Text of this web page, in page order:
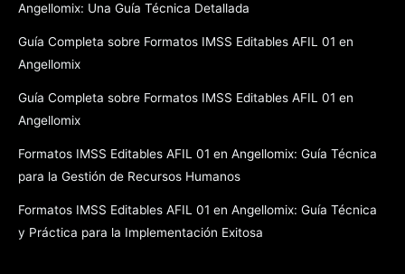
Angellomix: Una Guía Técnica Detallada
Guía Completa sobre Formatos IMSS Editables AFIL 01 en
Angellomix
Guía Completa sobre Formatos IMSS Editables AFIL 01 en
Angellomix
Formatos IMSS Editables AFIL 01 en Angellomix: Guía Técnica
para la Gestión de Recursos Humanos
Formatos IMSS Editables AFIL 01 en Angellomix: Guía Técnica
y Práctica para la Implementación Exitosa